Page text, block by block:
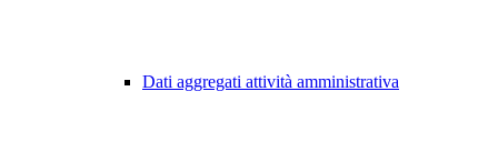
Dati aggregati attività amministrativa